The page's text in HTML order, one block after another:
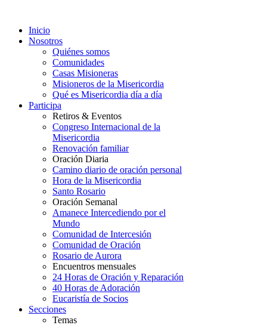
Inicio
Nosotros
Quiénes somos
Comunidades
Casas Misioneras
Misioneros de la Misericordia
Qué es Misericordia día a día
Participa
Retiros & Eventos
Congreso Internacional de la
Misericordia
Renovación familiar
Oración Diaria
Camino diario de oración personal
Hora de la Misericordia
Santo Rosario
Oración Semanal
Amanece Intercediendo por el
Mundo
Comunidad de Intercesión
Comunidad de Oración
Rosario de Aurora
Encuentros mensuales
24 Horas de Oración y Reparación
40 Horas de Adoración
Eucaristía de Socios
Secciones
Temas